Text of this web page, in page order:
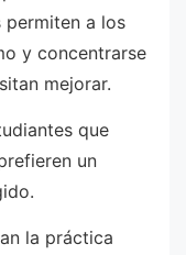
permiten a los
y concentrarse
mejorar.
que
un
la práctica